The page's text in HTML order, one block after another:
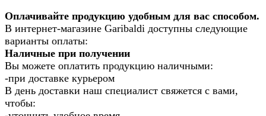
Оплачивайте продукцию удобным для вас способом.
В интернет-магазине Garibaldi доступны следующие
варианты оплаты:
Наличные при получении
Вы можете оплатить продукцию наличными:
-при доставке курьером
В день доставки наш специалист свяжется с вами,
чтобы: